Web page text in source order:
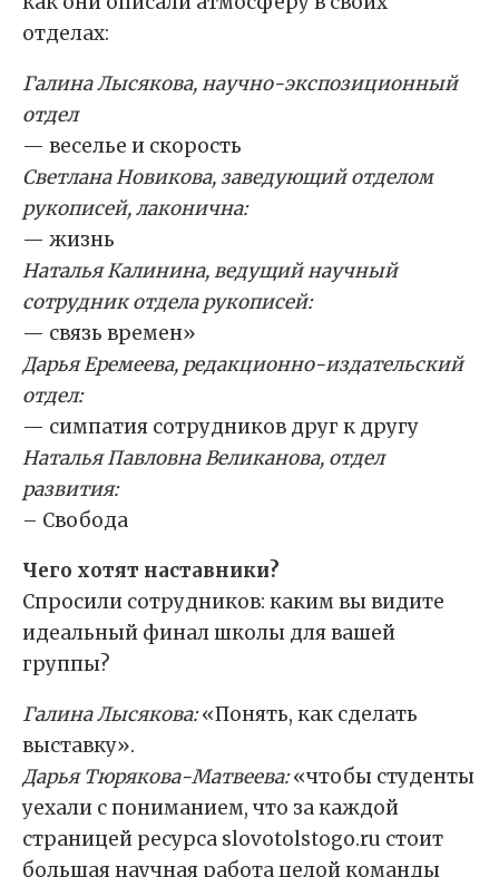
отделах:
Галина Лысякова, научно-экспозиционный
отдел
— веселье и скорость
Светлана Новикова, заведующий отделом
рукописей, лаконична:
— жизнь
Наталья Калинина, ведущий научный
сотрудник отдела рукописей:
— связь времен»
Дарья Еремеева, редакционно-издательский
отдел:
— симпатия сотрудников друг к другу
Наталья Павловна Великанова, отдел
развития:
– Свобода
Чего хотят наставники?
Спросили сотрудников: каким вы видите
идеальный финал школы для вашей
группы?
Галина Лысякова:«Понять, как сделать
выставку».
Дарья Тюрякова-Матвеева:«чтобы студенты
уехали с пониманием, что за каждой
страницей ресурса slovotolstogo.ru стоит
большая научная работа целой команды